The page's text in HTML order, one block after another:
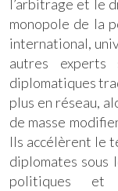
l’arbitrage et le
monopole de la
international,
autres experts
diplomatiques
plus en réseau,
de masse
Ils accélèrent le
diplomates sous
politiques et